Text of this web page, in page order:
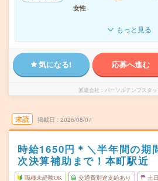
女性
もっと見る
気になる! 応募へ進む
派遣会社 パーソルテンプスタ
未読 掲載日 2026/08/07
時給1650円＊＼半年間の期
次決算補助まで！本町駅近
職種未経験OK 交通費別途支給あり 土